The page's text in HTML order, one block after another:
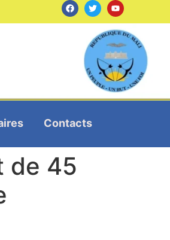
Contacts
de 45